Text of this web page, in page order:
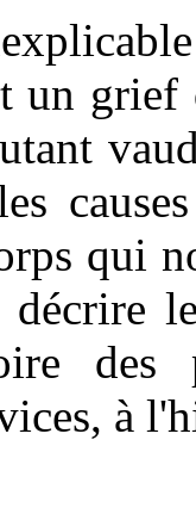
un grief
qui
décrire
des
à